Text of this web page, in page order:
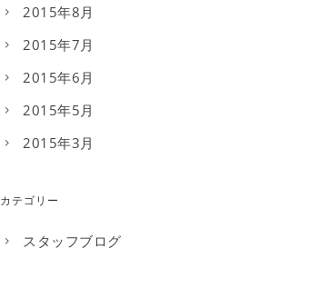
2015年8月
2015年7月
2015年6月
2015年5月
2015年3月
カテゴリー
スタッフブログ